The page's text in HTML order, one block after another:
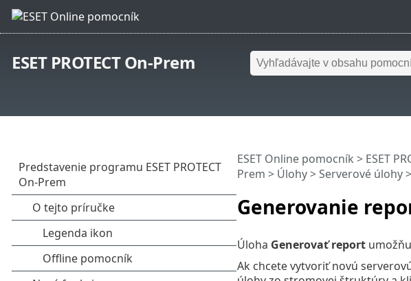
ESET PROTECT On-Prem
Generovanie
ESET Online pomocník > ESET
Prem > Úlohy>Serverové úlohy
Úloha Generovať report
Ak chcete vytvoriť novú